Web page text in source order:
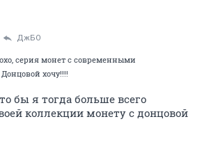
ДжБО
серия монет с современными
хочу!!!!
бы я тогда больше всего
коллекции монету с донцовой